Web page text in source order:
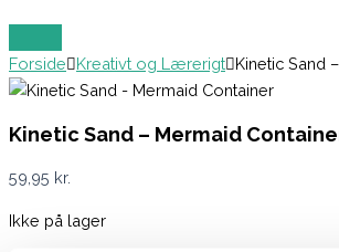
Forside Kreativt og Lærerigt Kinetic Sand
Kinetic Sand – Mermaid
59,95 kr.
Ikke på lager